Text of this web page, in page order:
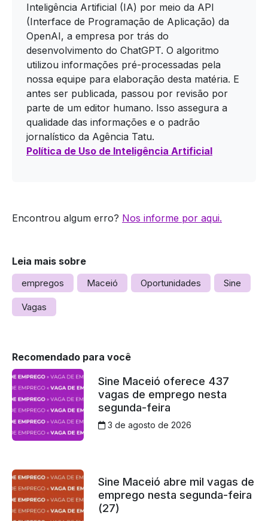
Inteligência Artificial (IA) por meio da API
(Interface de Programação de Aplicação) da
OpenAI, a empresa por trás do
desenvolvimento do ChatGPT. O algoritmo
utilizou informações pré-processadas pela
nossa equipe para elaboração desta matéria. E
antes ser publicada, passou por revisão por
parte de um editor humano. Isso assegura a
qualidade das informações e o padrão
jornalístico da Agência Tatu.
Política de Uso de Inteligência Artificial
Encontrou algum erro? Nos informe por aqui.
Leia mais sobre
empregos Maceió Oportunidades Sine
Vagas
Recomendado para você
Sine Maceió oferece 437
vagas de emprego nesta
segunda-feira
3 de agosto de 2026
Sine Maceió abre mil vagas de
emprego nesta segunda-feira
(27)